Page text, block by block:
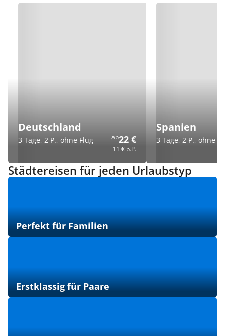
Deutschland
3 Tage, 2 P., ohne Flug ab22 €
11 € p.P.
Spanien
3 Tage, 2 P., ohne
Städtereisen für jeden Urlaubstyp
Perfekt für Familien
Erstklassig für Paare